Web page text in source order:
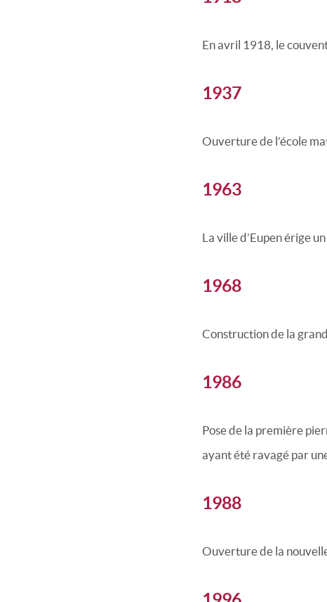
En avril 1918, le
1937
Ouverture de l’école
1963
La ville d’Eupen érige
1968
Construction de la
1986
Pose de la première
ayant été ravagé par
1988
Ouverture de la